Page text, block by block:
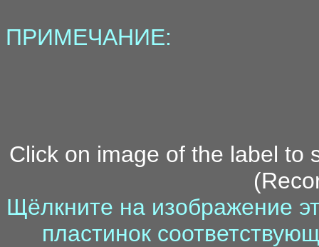
ПРИМЕЧАНИЕ:
Click on image of the label to
Щёлкните на изображение
пластинок